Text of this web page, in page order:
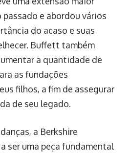
passado e abordou vários
do acaso e suas
Buffett também
a quantidade de
as fundações
filhos, a fim de assegurar
de seu legado.
a Berkshire
ser uma peça fundamental